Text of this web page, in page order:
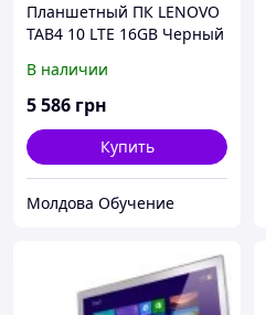
Планшетный ПК LENOVO
TAB4 10 LTE 16GB Черный
В наличии
5 586 грн
Купить
Молдова Обучение